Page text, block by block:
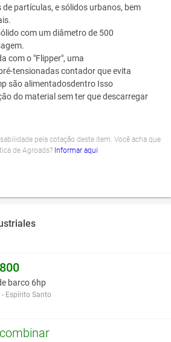
de partículas, e sólidos urbanos, bem
.
com um diâmetro de 500
.
com o "Flipper", uma
tensionadas contador que evita
são alimentadosdentro Isso
do material sem ter que descarregar
pela cotação deste item. Você acha que
de Agroads? Informar aqui
barco 6hp
- Espírito Santo